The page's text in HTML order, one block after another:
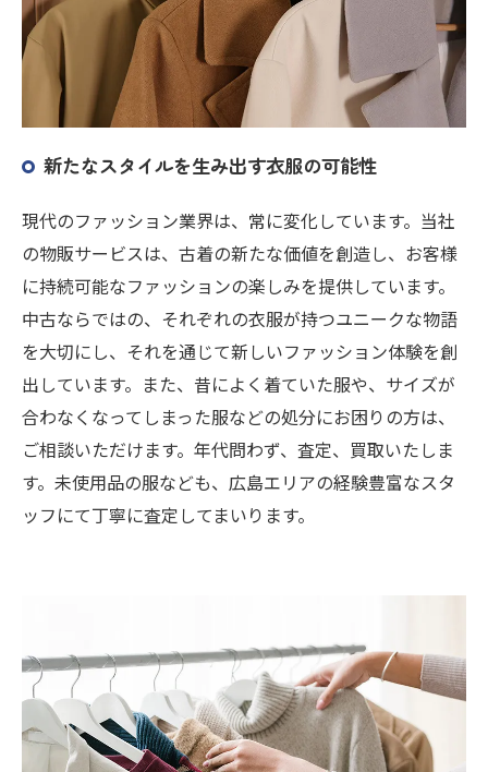
新たなスタイルを生み出す衣服の可能性
現代のファッション業界は、常に変化しています。当社
の物販サービスは、古着の新たな価値を創造し、お客様
に持続可能なファッションの楽しみを提供しています。
中古ならではの、それぞれの衣服が持つユニークな物語
を大切にし、それを通じて新しいファッション体験を創
出しています。また、昔によく着ていた服や、サイズが
合わなくなってしまった服などの処分にお困りの方は、
ご相談いただけます。年代問わず、査定、買取いたしま
す。未使用品の服なども、広島エリアの経験豊富なスタ
ッフにて丁寧に査定してまいります。